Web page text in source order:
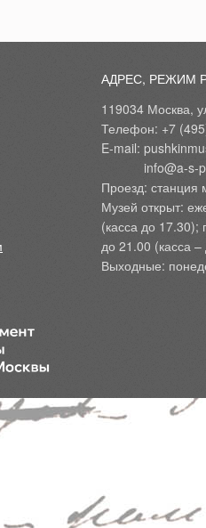
АДРЕС, РЕЖИМ
119034 Москва,
Телефон: +7
E-mail:
Проезд: станция
Музей открыт:
(касса до 17.30);
до 21.00 (касса
Выходные: